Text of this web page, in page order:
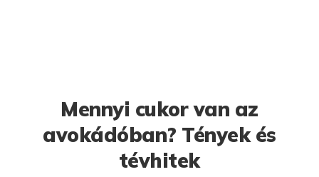
Mennyi cukor van az
avokádóban? Tények és
tévhitek